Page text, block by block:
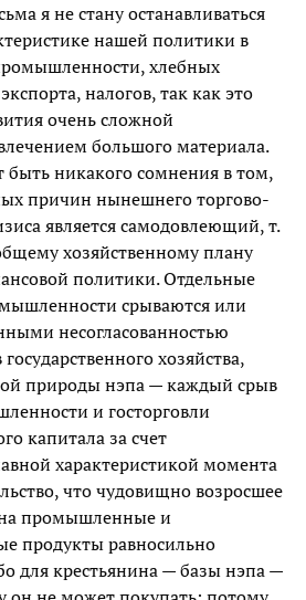
я не стану останавливаться
нашей политики в
хлебных
налогов, так как это
очень сложной
большого материала.
быть никакого сомнения в том,
причин нынешнего торгово-
является самодовлеющий, т.
хозяйственному плану
политики. Отдельные
срываются или
несогласованностью
хозяйства,
природы нэпа — каждый срыв
и госторговли
капитала за счет
характеристикой момента
что чудовищно возросшее
на промышленные и
продукты равносильно
для крестьянина — базы нэпа —